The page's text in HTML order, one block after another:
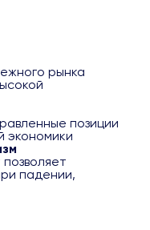
рынка
позиции
экономики
падении,